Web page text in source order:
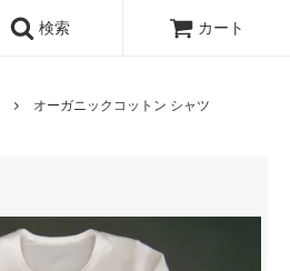
検索 カート
オーガニックコットン シャツ